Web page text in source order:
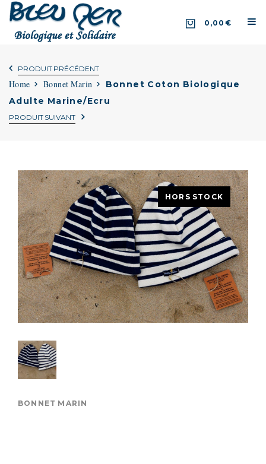
0,00€
PRODUIT PRÉCÉDENT
Home Bonnet Marin
Bonnet Coton Biologique
Adulte Marine/Ecru
PRODUIT SUIVANT
HORS STOCK
BONNET MARIN